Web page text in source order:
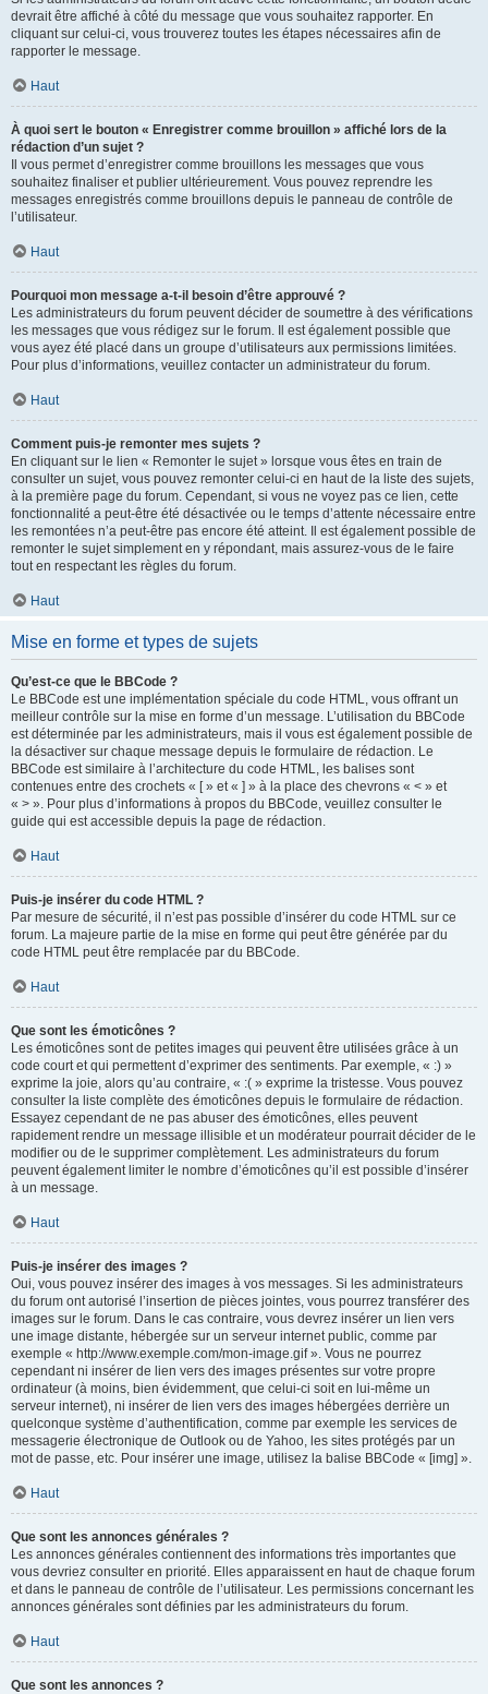
devrait être affiché à côté du message que vous souhaitez rapporter. En
cliquant sur celui-ci, vous trouverez toutes les étapes nécessaires afin de
rapporter le message.
Haut
À quoi sert le bouton « Enregistrer comme brouillon » affiché lors de la
rédaction d’un sujet ?
Il vous permet d’enregistrer comme brouillons les messages que vous
souhaitez finaliser et publier ultérieurement. Vous pouvez reprendre les
messages enregistrés comme brouillons depuis le panneau de contrôle de
l’utilisateur.
Haut
Pourquoi mon message a-t-il besoin d’être approuvé ?
Les administrateurs du forum peuvent décider de soumettre à des vérifications
les messages que vous rédigez sur le forum. Il est également possible que
vous ayez été placé dans un groupe d’utilisateurs aux permissions limitées.
Pour plus d’informations, veuillez contacter un administrateur du forum.
Haut
Comment puis-je remonter mes sujets ?
En cliquant sur le lien « Remonter le sujet » lorsque vous êtes en train de
consulter un sujet, vous pouvez remonter celui-ci en haut de la liste des sujets,
à la première page du forum. Cependant, si vous ne voyez pas ce lien, cette
fonctionnalité a peut-être été désactivée ou le temps d’attente nécessaire entre
les remontées n’a peut-être pas encore été atteint. Il est également possible de
remonter le sujet simplement en y répondant, mais assurez-vous de le faire
tout en respectant les règles du forum.
Haut
Mise en forme et types de sujets
Qu’est-ce que le BBCode ?
Le BBCode est une implémentation spéciale du code HTML, vous offrant un
meilleur contrôle sur la mise en forme d’un message. L’utilisation du BBCode
est déterminée par les administrateurs, mais il vous est également possible de
la désactiver sur chaque message depuis le formulaire de rédaction. Le
BBCode est similaire à l’architecture du code HTML, les balises sont
contenues entre des crochets « [ » et « ] » à la place des chevrons « < » et
« > ». Pour plus d’informations à propos du BBCode, veuillez consulter le
guide qui est accessible depuis la page de rédaction.
Haut
Puis-je insérer du code HTML ?
Par mesure de sécurité, il n’est pas possible d’insérer du code HTML sur ce
forum. La majeure partie de la mise en forme qui peut être générée par du
code HTML peut être remplacée par du BBCode.
Haut
Que sont les émoticônes ?
Les émoticônes sont de petites images qui peuvent être utilisées grâce à un
code court et qui permettent d’exprimer des sentiments. Par exemple, « :) »
exprime la joie, alors qu’au contraire, « :( » exprime la tristesse. Vous pouvez
consulter la liste complète des émoticônes depuis le formulaire de rédaction.
Essayez cependant de ne pas abuser des émoticônes, elles peuvent
rapidement rendre un message illisible et un modérateur pourrait décider de le
modifier ou de le supprimer complètement. Les administrateurs du forum
peuvent également limiter le nombre d’émoticônes qu’il est possible d’insérer
à un message.
Haut
Puis-je insérer des images ?
Oui, vous pouvez insérer des images à vos messages. Si les administrateurs
du forum ont autorisé l’insertion de pièces jointes, vous pourrez transférer des
images sur le forum. Dans le cas contraire, vous devrez insérer un lien vers
une image distante, hébergée sur un serveur internet public, comme par
exemple « http://www.exemple.com/mon-image.gif ». Vous ne pourrez
cependant ni insérer de lien vers des images présentes sur votre propre
ordinateur (à moins, bien évidemment, que celui-ci soit en lui-même un
serveur internet), ni insérer de lien vers des images hébergées derrière un
quelconque système d’authentification, comme par exemple les services de
messagerie électronique de Outlook ou de Yahoo, les sites protégés par un
mot de passe, etc. Pour insérer une image, utilisez la balise BBCode « [img] ».
Haut
Que sont les annonces générales ?
Les annonces générales contiennent des informations très importantes que
vous devriez consulter en priorité. Elles apparaissent en haut de chaque forum
et dans le panneau de contrôle de l’utilisateur. Les permissions concernant les
annonces générales sont définies par les administrateurs du forum.
Haut
Que sont les annonces ?